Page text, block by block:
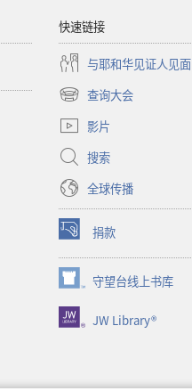
快速链接
与耶和华见证人见面
查询大会
（打
开
新
窗
口）
影片
搜索
全球传播
捐款
（打
开
新
窗
口）
守望台线上书库
（打
开
新
JW Library®